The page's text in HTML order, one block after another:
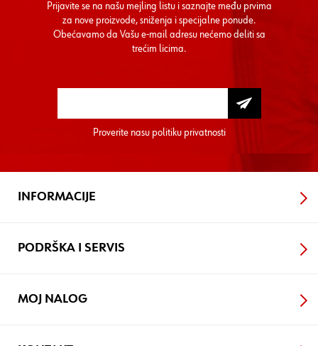
Prijavite se na našu mejling listu i saznajte među prvima
za nove proizvode, sniženja i specijalne ponude.
Obećavamo da Vašu e-mail adresu nećemo deliti sa
trećim licima.
Proverite nasu politiku privatnosti
INFORMACIJE
PODRŠKA I SERVIS
MOJ NALOG